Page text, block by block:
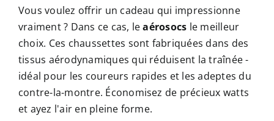
SUR
LA
PAGE
DU
PRODUIT
Vous voulez offrir un cadeau qui impressionne
vraiment ? Dans ce cas, leaérosocs le meilleur
choix. Ces chaussettes sont fabriquées dans des
tissus aérodynamiques qui réduisent la traînée -
idéal pour les coureurs rapides et les adeptes du
contre-la-montre. Économisez de précieux watts
et ayez l'air en pleine forme.